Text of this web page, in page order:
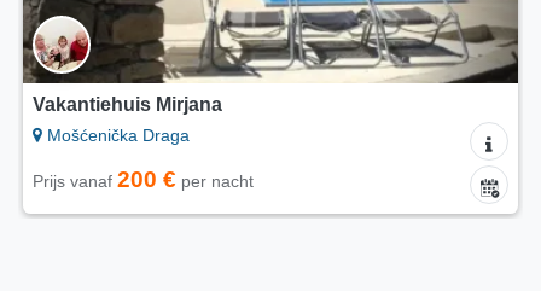
Vakantiehuis Mirjana
Mošćenička Draga
Prijs vanaf 200 € per nacht